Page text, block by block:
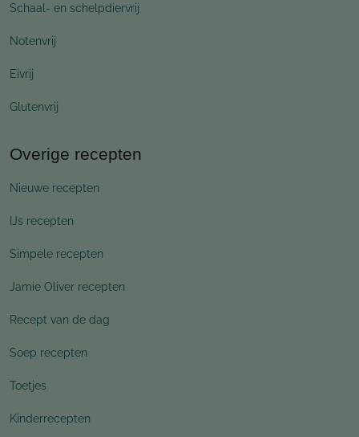
Schaal- en schelpdiervrij
Notenvrij
Eivrij
Glutenvrij
Overige recepten
Nieuwe recepten
IJs recepten
Simpele recepten
Jamie Oliver recepten
Recept van de dag
Soep recepten
Toetjes
Kinderrecepten